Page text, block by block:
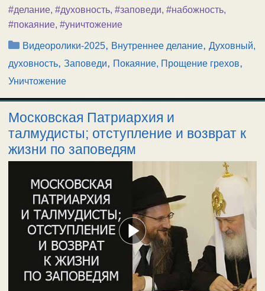
#делание, #духовность, #заповеди, #набожность,
#покаяние, #уничтожение
Рубрики
Видеоролики-2025, Внутреннее делание,Духовный,
духовность, Заповеди, Покаяние, Прощение грехов,
Уничтожение
Московская Патриархия и
талмудисты; отступление и возврат к
жизни по заповедям